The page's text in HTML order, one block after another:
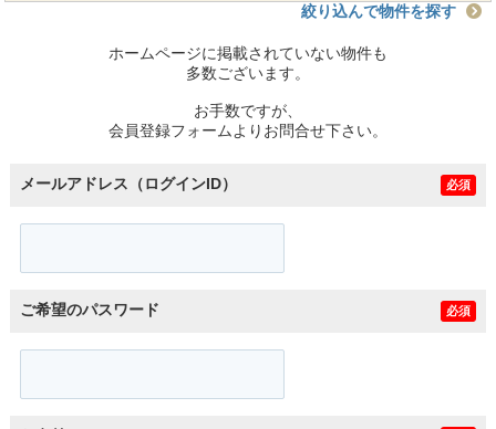
絞り込んで物件を探す
ホームページに掲載されていない物件も
多数ございます。
お手数ですが、
会員登録フォームよりお問合せ下さい。
メールアドレス（ログインID） 必須
ご希望のパスワード 必須